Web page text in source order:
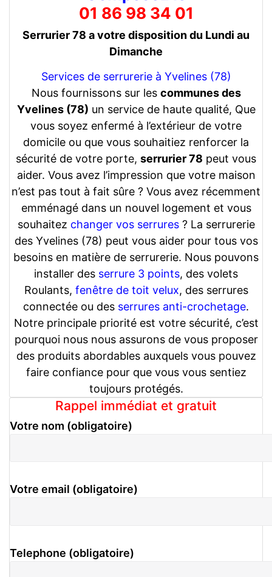
01 86 98 34 01
Serrurier 78 a votre disposition du Lundi au
Dimanche
Services de serrurerie à Yvelines (78)
Nous fournissons sur les communes des
Yvelines (78) un service de haute qualité, Que
vous soyez enfermé à l’extérieur de votre
domicile ou que vous souhaitiez renforcer la
sécurité de votre porte, serrurier 78 peut vous
aider. Vous avez l’impression que votre maison
n’est pas tout à fait sûre ? Vous avez récemment
emménagé dans un nouvel logement et vous
souhaitez changer vos serrures? La serrurerie
des Yvelines (78) peut vous aider pour tous vos
besoins en matière de serrurerie. Nous pouvons
installer des serrure 3 points, des volets
Roulants, fenêtre de toit velux, des serrures
connectée ou des serrures anti-crochetage.
Notre principale priorité est votre sécurité, c’est
pourquoi nous nous assurons de vous proposer
des produits abordables auxquels vous pouvez
faire confiance pour que vous vous sentiez
toujours protégés.
Rappel immédiat et gratuit
Votre nom (obligatoire)
Votre email (obligatoire)
Telephone (obligatoire)